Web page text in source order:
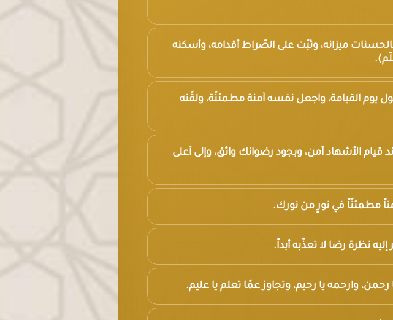
ميزانه، وثبّت على الصّراط أقدامه، وأسكنه
يوم القيامة، واجعل نفسه آمنة مطمئنّة، ولقّنه
الأشهاد آمن، وبجود رضوانك واثق، وإلى أعلى
مطمئنّاً في نورٍ من نورك.
نظرة رضا لا تعذّبه أبداً.
وارحمه يا رحيم، وتجاوز عمّا تعلم يا عليم.